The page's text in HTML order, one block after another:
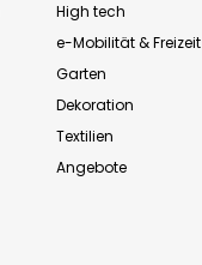
High tech
e-Mobilität & Freizeit
Garten
Dekoration
Textilien
Angebote